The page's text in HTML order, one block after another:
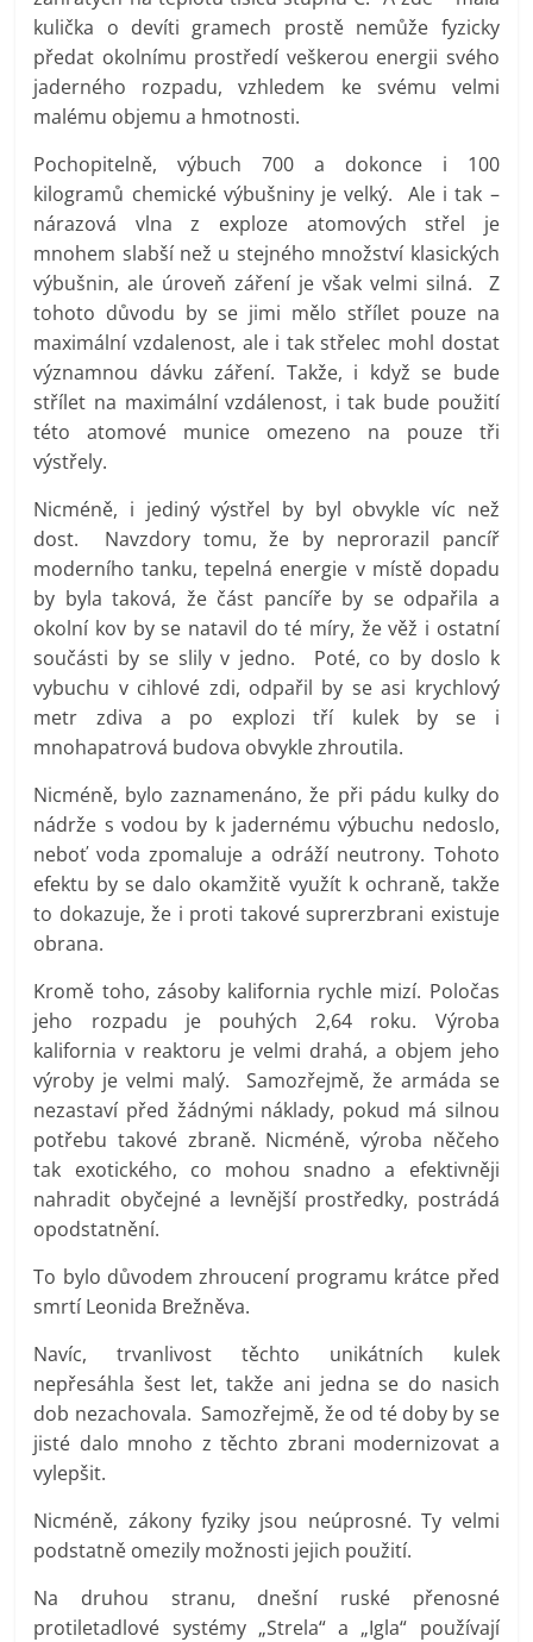
kulička o devíti gramech prostě nemůže fyzicky
předat okolnímu prostředí veškerou energii svého
jaderného rozpadu, vzhledem ke svému velmi
malému objemu a hmotnosti.
Pochopitelně, výbuch 700 a dokonce i 100
kilogramů chemické výbušniny je velký. Ale i tak –
nárazová vlna z exploze atomových střel je
mnohem slabší než u stejného množství klasických
výbušnin, ale úroveň záření je však velmi silná. Z
tohoto důvodu by se jimi mělo střílet pouze na
maximální vzdalenost, ale i tak střelec mohl dostat
významnou dávku záření. Takže, i když se bude
střílet na maximální vzdálenost, i tak bude použití
této atomové munice omezeno na pouze tři
výstřely.
Nicméně, i jediný výstřel by byl obvykle víc než
dost. Navzdory tomu, že by neprorazil pancíř
moderního tanku, tepelná energie v místě dopadu
by byla taková, že část pancíře by se odpařila a
okolní kov by se natavil do té míry, že věž i ostatní
součásti by se slily v jedno. Poté, co by doslo k
vybuchu v cihlové zdi, odpařil by se asi krychlový
metr zdiva a po explozi tří kulek by se i
mnohapatrová budova obvykle zhroutila.
Nicméně, bylo zaznamenáno, že při pádu kulky do
nádrže s vodou by k jadernému výbuchu nedoslo,
neboť voda zpomaluje a odráží neutrony. Tohoto
efektu by se dalo okamžitě využít k ochraně, takže
to dokazuje, že i proti takové suprerzbrani existuje
obrana.
Kromě toho, zásoby kalifornia rychle mizí. Poločas
jeho rozpadu je pouhých 2,64 roku. Výroba
kalifornia v reaktoru je velmi drahá, a objem jeho
výroby je velmi malý. Samozřejmě, že armáda se
nezastaví před žádnými náklady, pokud má silnou
potřebu takové zbraně. Nicméně, výroba něčeho
tak exotického, co mohou snadno a efektivněji
nahradit obyčejné a levnější prostředky, postrádá
opodstatnění.
To bylo důvodem zhroucení programu krátce před
smrtí Leonida Brežněva.
Navíc, trvanlivost těchto unikátních kulek
nepřesáhla šest let, takže ani jedna se do nasich
dob nezachovala. Samozřejmě, že od té doby by se
jisté dalo mnoho z těchto zbrani modernizovat a
vylepšit.
Nicméně, zákony fyziky jsou neúprosné. Ty velmi
podstatně omezily možnosti jejich použití.
Na druhou stranu, dnešní ruské přenosné
protiletadlové systémy „Strela“ a „Igla“ používají